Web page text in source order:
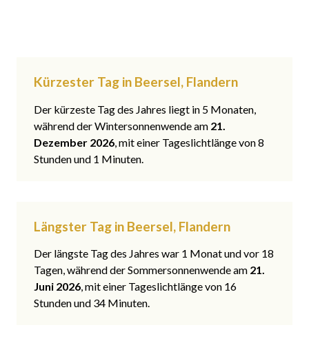
Kürzester Tag in Beersel, Flandern
Der kürzeste Tag des Jahres liegt in 5 Monaten,
während der Wintersonnenwende am 21.
Dezember 2026, mit einer Tageslichtlänge von 8
Stunden und 1 Minuten.
Längster Tag in Beersel, Flandern
Der längste Tag des Jahres war 1 Monat und vor 18
Tagen, während der Sommersonnenwende am 21.
Juni 2026, mit einer Tageslichtlänge von 16
Stunden und 34 Minuten.